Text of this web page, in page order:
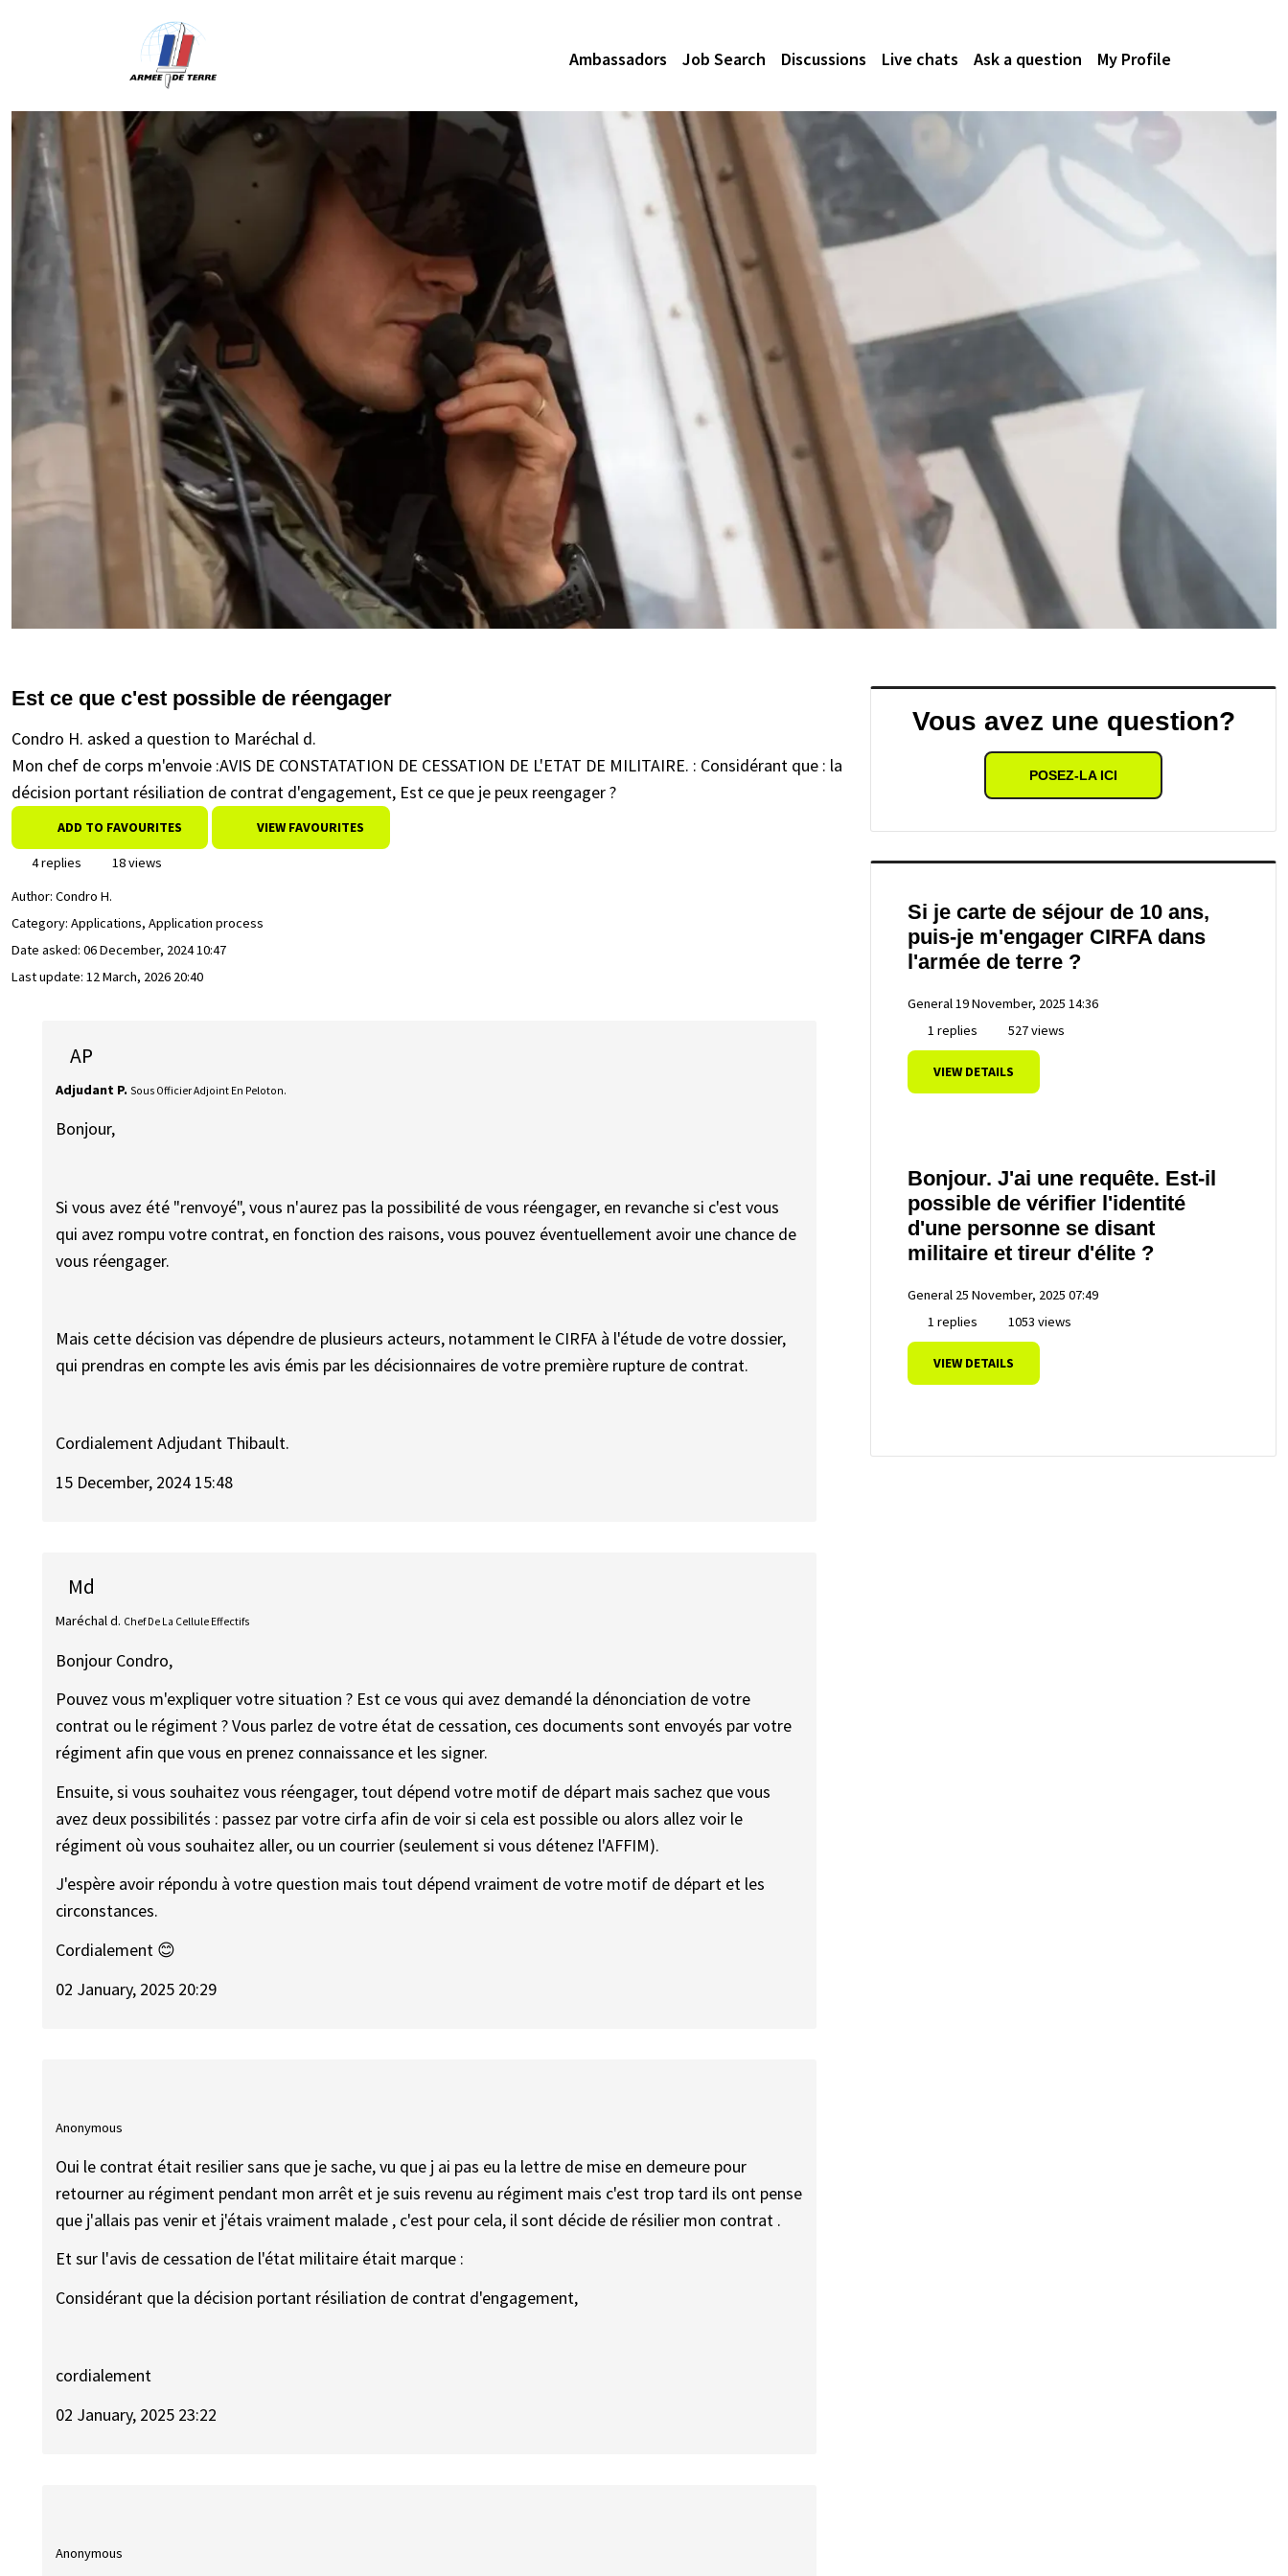
Ambassadors Job Search Discussions Live chats Ask a question My Profile
Est ce que c'est possible de réengager
Condro H. asked a question to Maréchal d.
Mon chef de corps m'envoie :AVIS DE CONSTATATION DE CESSATION DE L'ETAT DE MILITAIRE. : Considérant que : la
décision portant résiliation de contrat d'engagement, Est ce que je peux reengager ?
ADD TO FAVOURITES VIEW FAVOURITES
4 replies
18 views
Author: Condro H.
Category: Applications, Application process
Date asked: 06 December, 2024 10:47
Last update: 12 March, 2026 20:40
AP
Adjudant P. Sous Officier Adjoint En Peloton.
Bonjour,
Si vous avez été "renvoyé", vous n'aurez pas la possibilité de vous réengager, en revanche si c'est vous
qui avez rompu votre contrat, en fonction des raisons, vous pouvez éventuellement avoir une chance de
vous réengager.
Mais cette ​décision vas dépendre de plusieurs acteurs, notamment le CIRFA à l'étude de votre dossier,
qui prendras en compte les avis émis par les décisionnaires de votre première rupture de contrat.
Cordialement Adjudant Thibault.
15 December, 2024 15:48
Md
Maréchal d. Chef De La Cellule Effectifs
Bonjour Condro,
Pouvez vous m'expliquer votre situation ? Est ce vous qui avez demandé la dénonciation de votre
contrat ou le régiment ? Vous parlez de votre état de cessation, ces documents sont envoyés par votre
régiment afin que vous en prenez connaissance et les signer.
Ensuite, si vous souhaitez vous réengager, tout dépend votre motif de départ mais sachez que vous
avez deux possibilités : passez par votre cirfa afin de voir si cela est possible ou alors allez voir le
régiment où vous souhaitez aller, ou un courrier (seulement si vous détenez l'AFFIM).
J'espère avoir répondu à votre question mais tout dépend vraiment de votre motif de départ et les
circonstances.
Cordialement 😊
02 January, 2025 20:29
Anonymous
Oui le contrat était resilier sans que je sache, vu que j ai pas eu la lettre de mise en demeure pour
retourner au régiment pendant mon arrêt et je suis revenu au régiment mais c'est trop tard ils ont pense
que j'allais pas venir et j'étais vraiment malade , c'est pour cela, il sont décide de résilier mon contrat .
Et sur l'avis de cessation de l'état militaire était marque :
Considérant que la décision portant résiliation de contrat d'engagement,
cordialement
02 January, 2025 23:22
Anonymous
Vous avez une question?
POSEZ-LA ICI
Si je carte de séjour de 10 ans,
puis-je m'engager CIRFA dans
l'armée de terre ?
General19 November, 2025 14:36
1 replies
527 views
VIEW DETAILS
Bonjour. J'ai une requête. Est-il
possible de vérifier l'identité
d'une personne se disant
militaire et tireur d'élite ?
General 25 November, 2025 07:49
1 replies
1053 views
VIEW DETAILS